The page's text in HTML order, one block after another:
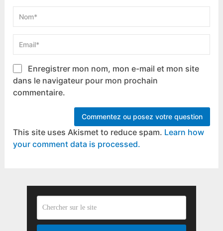
Enregistrer mon nom, mon e-mail et mon site
dans le navigateur pour mon prochain
commentaire.
This site uses Akismet to reduce spam. Learn how
your comment data is processed.